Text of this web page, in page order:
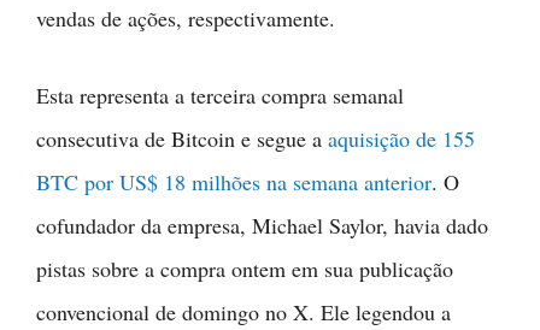
vendas de ações, respectivamente.
Esta representa a terceira compra semanal
consecutiva de Bitcoin e segue a aquisição de 155
BTC por US$ 18 milhões na semana anterior. O
cofundador da empresa, Michael Saylor, havia dado
pistas sobre a compra ontem em sua publicação
convencional de domingo no X. Ele legendou a